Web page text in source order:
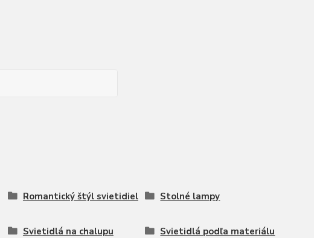
Romantický štýl svietidiel Stolné lampy
Svietidlá na chalupu Svietidlá podľa materiálu